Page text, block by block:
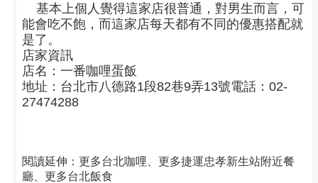
基本上個人覺得這家店很普通，對男生而言，可
能會吃不飽，而這家店每天都有不同的優惠搭配就
是了。
店家資訊
店名：一番咖哩蛋飯
地址： 台北市八德路1段82巷9弄13號電話：02-
27474288
閱讀延伸： 更多台北咖哩
更多捷運忠孝新生站附近餐
廳
更多台北飯食